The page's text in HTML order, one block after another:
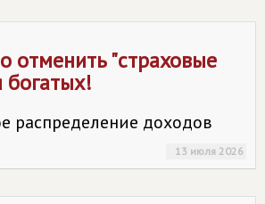
отменить "страховые
богатых!
распределение доходов
13 июля 2026